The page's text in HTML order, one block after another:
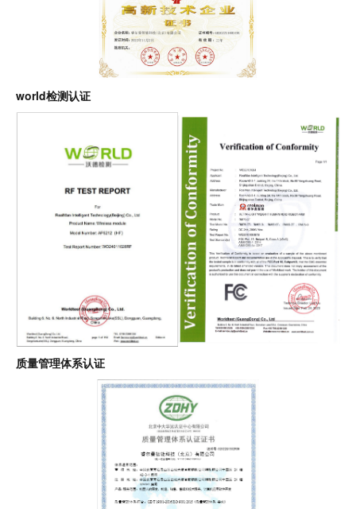
world检测认证
质量管理体系认证